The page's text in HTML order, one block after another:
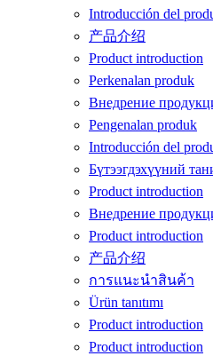
Introducción del
产品介绍
Product introduction
Perkenalan produk
Внедрение
Pengenalan produk
Introducción del
Бүтээгдэхүүний
Product introduction
Внедрение
Product introduction
产品介绍
การแนะนำสินค้า
Ürün tanıtımı
Product introduction
Product introduction